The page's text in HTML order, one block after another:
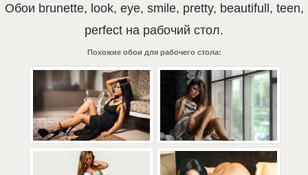
Обои brunette, look, eye, smile, pretty, beautifull, teen,
perfect на рабочий стол.
Похожие обои для рабочего стола: